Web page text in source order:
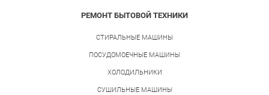
РЕМОНТ БЫТОВОЙ ТЕХНИКИ
СТИРАЛЬНЫЕ МАШИНЫ
ПОСУДОМОЕЧНЫЕ МАШИНЫ
ХОЛОДИЛЬНИКИ
СУШИЛЬНЫЕ МАШИНЫ